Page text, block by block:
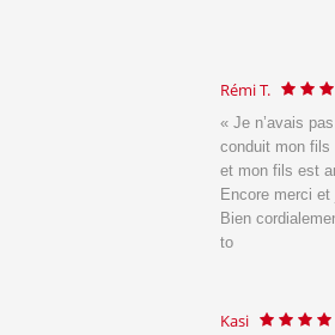
de vous après que vous ayez
au terminal 2E. Chauffeur ponctuel